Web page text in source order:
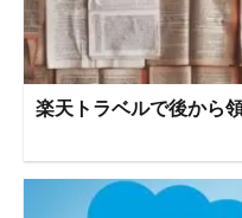
楽天トラベルで後から